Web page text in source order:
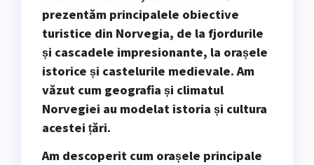
prezentăm principalele obiective
turistice din Norvegia, de la fjordurile
și cascadele impresionante, la orașele
istorice și castelurile medievale. Am
văzut cum geografia și climatul
Norvegiei au modelat istoria și cultura
acestei țări.
Am descoperit cum orașele principale